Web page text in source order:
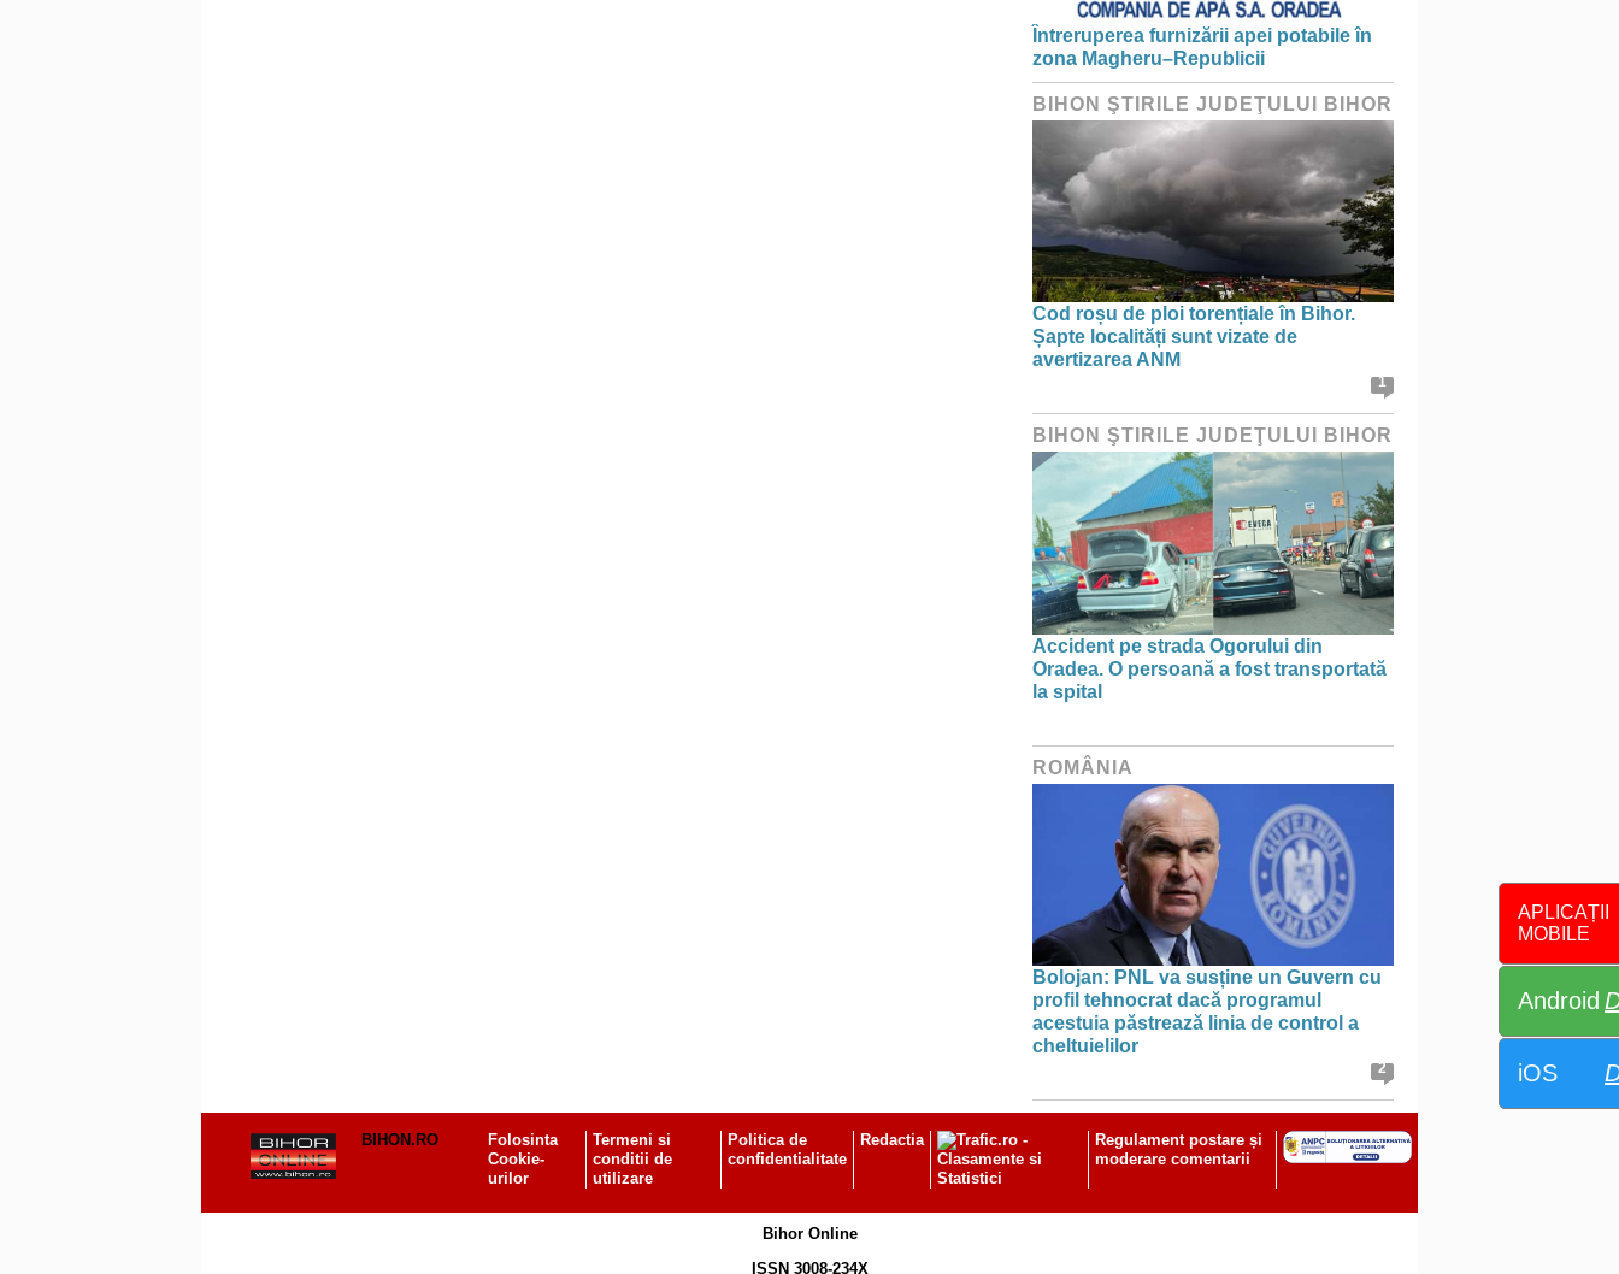
APLICAȚII
MOBILE
Android
iOS
Întreruperea furnizării apei potabile în
zona Magheru–Republicii
BIHON ŞTIRILE JUDEŢULUI BIHOR
Cod roșu de ploi torențiale în Bihor.
Șapte localități sunt vizate de
avertizarea ANM
1
BIHON ŞTIRILE JUDEŢULUI BIHOR
Accident pe strada Ogorului din
Oradea. O persoană a fost transportată
la spital
ROMÂNIA
Bolojan: PNL va susține un Guvern cu
profil tehnocrat dacă programul
acestuia păstrează linia de control a
cheltuielilor
2
BIHON.RO
Folosinta
Cookie-
urilor
Termeni si
conditii de
utilizare
Politica de
confidentialitate
Redactia
Regulament postare și
moderare comentarii
Bihor Online
ISSN 3008-234X